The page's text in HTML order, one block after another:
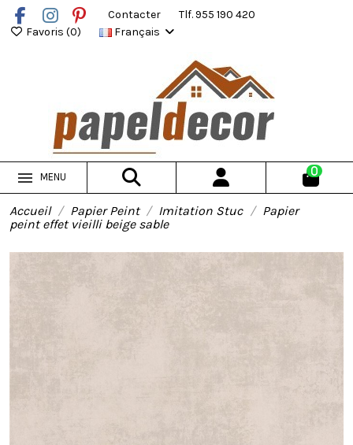
Contacter
Tlf. 955 190 420
Favoris (0) Français
MENU 0
Accueil Papier Peint Imitation Stuc
Papier
peint effet vieilli beige sable